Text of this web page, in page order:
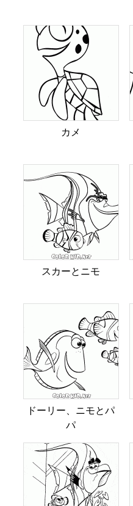
カメ
スカーとニモ
ドーリー、ニモとパ
パ